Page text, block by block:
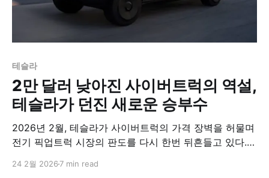
테슬라
2만 달러 낮아진 사이버트럭의 역설,
테슬라가 던진 새로운 승부수
2026년 2월, 테슬라가 사이버트럭의 가격 장벽을 허물며
전기 픽업트럭 시장의 판도를 다시 한번 뒤흔들고 있다.
델을 전면에 내세운 이번 행보는 정체된 시장을 돌파하려
24 2월 2026 7 min read